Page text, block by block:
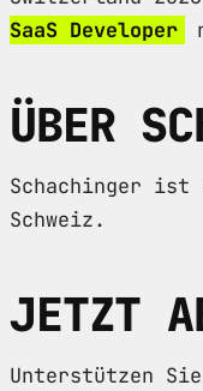
SaaS Developer
ÜBER
Schachinger
Schweiz.
JETZT
Unterstützen